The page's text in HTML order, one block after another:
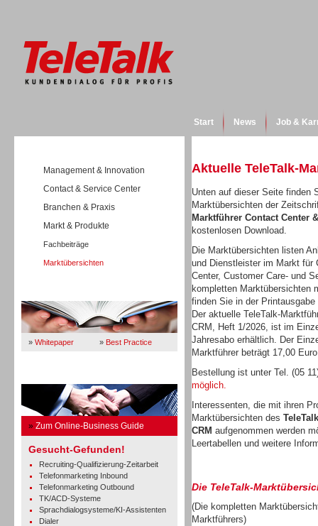
Start News Job &
Management & Innovation
Contact & Service Center
Branchen & Praxis
Markt & Produkte
Fachbeiträge
Marktübersichten
» Whitepaper » Best Practice
» Zum Online-Business Guide
Gesucht-Gefunden!
Recruiting-Qualifizierung-Zeitarbeit
Telefonmarketing Inbound
Telefonmarketing Outbound
TK/ACD-Systeme
Sprachdialogsysteme/KI-Assistenten
Dialer
Aktuelle TeleTalk-
Unten auf dieser Seite finden
Marktübersichten der
Marktführer Contact Center
kostenlosen Download.
Die Marktübersichten listen
und Dienstleister im Markt für
Center, Customer Care- und
kompletten Marktübersichten
finden Sie in der
Der aktuelle TeleTalk-
CRM, Heft 1/2026, ist im
Jahresabo erhältlich. Der
Marktführer beträgt 17,00
Bestellung ist unter Tel. (05
möglich.
Interessenten, die mit ihren
Marktübersichten des
CRM aufgenommen werden
Leertabellen und weitere
Die TeleTalk-
(Die kompletten
Marktführers)